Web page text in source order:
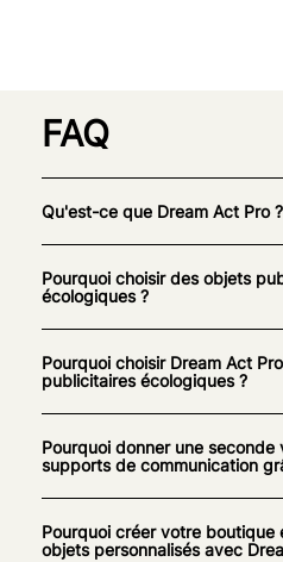
FAQ
Qu'est-ce que Dream Act Pro ?
Pourquoi choisir des objets
écologiques ?
Pourquoi choisir Dream Act
publicitaires écologiques ?
Pourquoi donner une seconde
supports de communication
Pourquoi créer votre boutique
objets personnalisés avec